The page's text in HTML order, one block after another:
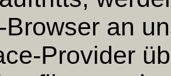
Browser an
Provider